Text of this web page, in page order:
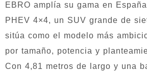
EBRO amplía su gama en
PHEV 4×4, un SUV grande de
sitúa como el modelo más
por tamaño, potencia y
Con 4,81 metros de largo y una